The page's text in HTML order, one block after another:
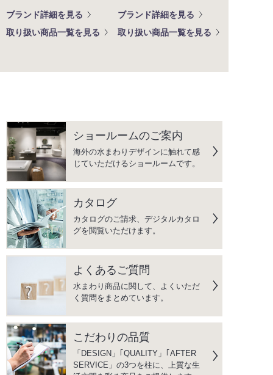
ブランド詳細を見る
取り扱い商品一覧を見る
ブランド詳細を見る
取り扱い商品一覧を見る
ショールームのご案内
海外の水まわりデザインに触れて感
じていただけるショールームです。
カタログ
カタログのご請求、デジタルカタロ
グを閲覧いただけます。
よくあるご質問
水まわり商品に関して、よくいただ
く質問をまとめています。
こだわりの品質
「DESIGN」｢QUALITY」｢AFTER
SERVICE」の3つを柱に、上質な生